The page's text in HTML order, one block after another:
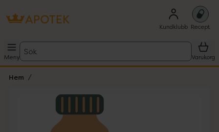
Kundklubb Recept
Meny
Sök
Varukorg
Hem
Lista: . Innehåller 1 objekt.